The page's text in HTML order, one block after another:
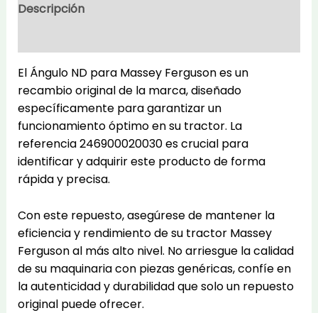
Descripción
El Ángulo ND para Massey Ferguson es un
recambio original de la marca, diseñado
específicamente para garantizar un
funcionamiento óptimo en su tractor. La
referencia 246900020030 es crucial para
identificar y adquirir este producto de forma
rápida y precisa.
Con este repuesto, asegúrese de mantener la
eficiencia y rendimiento de su tractor Massey
Ferguson al más alto nivel. No arriesgue la calidad
de su maquinaria con piezas genéricas, confíe en
la autenticidad y durabilidad que solo un repuesto
original puede ofrecer.